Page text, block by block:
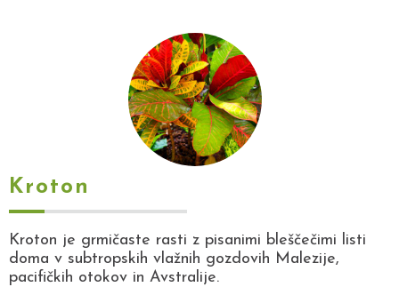
Kroton
Kroton je grmičaste rasti z pisanimi bleščečimi listi
doma v subtropskih vlažnih gozdovih Malezije,
pacifičkih otokov in Avstralije.